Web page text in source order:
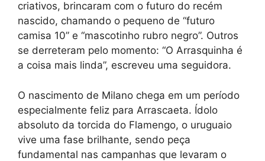
criativos, brincaram com o futuro do recém
nascido, chamando o pequeno de “futuro
camisa 10” e “mascotinho rubro negro”. Outros
se derreteram pelo momento: “O Arrasquinha é
a coisa mais linda”, escreveu uma seguidora.
O nascimento de Milano chega em um período
especialmente feliz para Arrascaeta. Ídolo
absoluto da torcida do Flamengo, o uruguaio
vive uma fase brilhante, sendo peça
fundamental nas campanhas que levaram o